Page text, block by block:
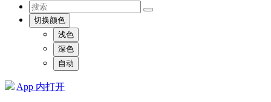
切换颜色
浅色
深色
自动
App 内打开